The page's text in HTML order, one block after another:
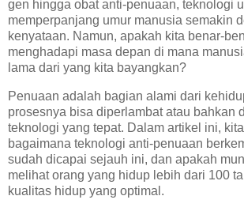
gen hingga obat anti-penuaan, teknologi
memperpanjang umur manusia semakin
kenyataan. Namun, apakah kita benar-
menghadapi masa depan di mana
lama dari yang kita bayangkan?
Penuaan adalah bagian alami dari
prosesnya bisa diperlambat atau bahkan
teknologi yang tepat. Dalam artikel ini,
bagaimana teknologi anti-penuaan
sudah dicapai sejauh ini, dan apakah
melihat orang yang hidup lebih dari 100
kualitas hidup yang optimal.